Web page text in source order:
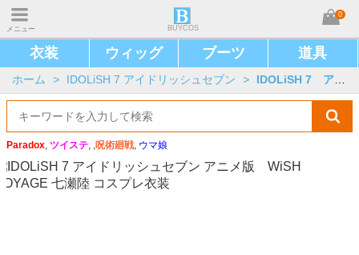
メニュー BUYCOS
0
衣装 ウィッグ ブーツ 道具
ホーム > IDOLiSH 7 アイドリッシュセブン > IDOLiSH 7 アニメ版
Paradox, ツイステ, ,呪術廻戦, ウマ娘